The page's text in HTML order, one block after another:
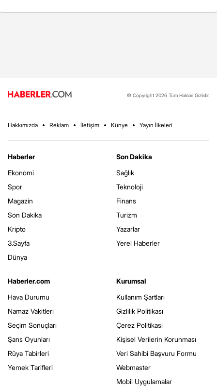
© Copyright 2026 Tüm Hakları Gizlidir.
Hakkımızda Reklam İletişim Künye Yayın İlkeleri
Haberler
Ekonomi
Spor
Magazin
Son Dakika
Kripto
3.Sayfa
Dünya
Son Dakika
Sağlık
Teknoloji
Finans
Turizm
Yazarlar
Yerel Haberler
Haberler.com
Hava Durumu
Namaz Vakitleri
Seçim Sonuçları
Şans Oyunları
Rüya Tabirleri
Yemek Tarifleri
Kurumsal
Kullanım Şartları
Gizlilik Politikası
Çerez Politikası
Kişisel Verilerin Korunması
Veri Sahibi Başvuru Formu
Webmaster
Mobil Uygulamalar